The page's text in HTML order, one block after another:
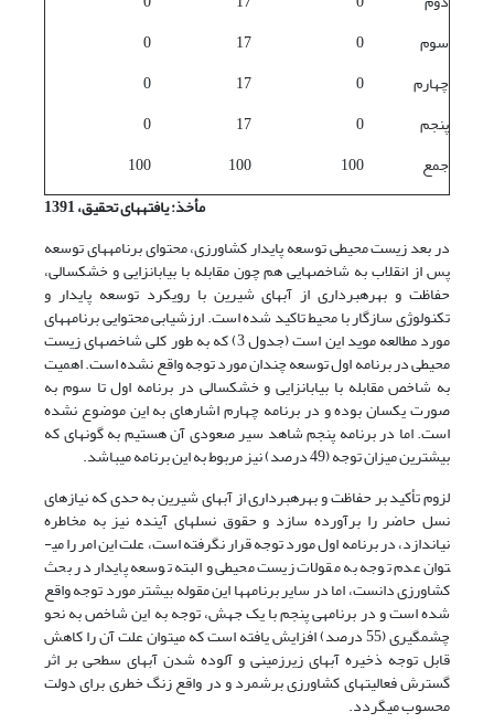
سوم
0
17
0
چهارم
0
17
0
پنجم
0
17
0
جمع
100
100
100
مأخذ: یافته­های تحقیق، 1391
در بعد زیست محیطی توسعه پایدار کشاورزی، محتوای برنامه­های توسعه
پس از انقلاب به شاخص­هایی هم چون مقابله با بیابان­زایی و خشکسالی،
حفاظت و بهره­برداری از آب­های شیرین با رویکرد توسعه پایدار و
تکنولوژی سازگار با محیط تاکید شده است. ارزشیابی محتوایی برنامه­های
مورد مطالعه موید این است (جدول 3) که به طور کلی شاخص­های زیست
محیطی در برنامه اول توسعه چندان مورد توجه واقع نشده است. اهمیت
به شاخص مقابله با بیابان­زایی و خشکسالی در برنامه اول تا سوم به
صورت یکسان بوده و در برنامه چهارم اشاره­ای به این موضوع نشده
است. اما در برنامه پنجم شاهد سیر صعودی آن هستیم به گونه­ای که
بیشترین میزان توجه (49 درصد) نیز مربوط به این برنامه می­باشد.
لزوم تأکید بر حفاظت و بهره­برداری از آب­های شیرین به حدی که نیازهای
نسل حاضر را برآورده سازد و حقوق نسل­های آینده نیز به مخاطره
نیاندازد، در برنامه اول مورد توجه قرار نگرفته است، علت این امر را می­
توان عدم توجه به مقولات زیست محیطی و البته توسعه پایدار در بحث
کشاورزی دانست، اما در سایر برنامه­ها این مقوله بیشتر مورد توجه واقع
شده است و در برنامه­ی پنجم با یک جهش، توجه به این شاخص به نحو
چشمگیری (55 درصد) افزایش یافته است که می­توان علت آن را کاهش
قابل توجه ذخیره آب­های زیرزمینی و آلوده شدن آب­های سطحی بر اثر
گسترش فعالیت­های کشاورزی برشمرد و در واقع زنگ خطری برای دولت
محسوب می­گردد.